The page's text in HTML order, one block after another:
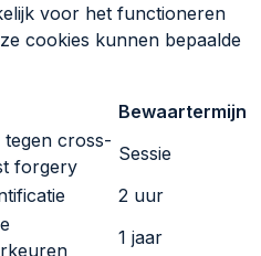
voor het functioneren
cookies kunnen bepaalde
Bewaartermijn
tegen cross-
forgery
Sessie
2 uur
1 jaar